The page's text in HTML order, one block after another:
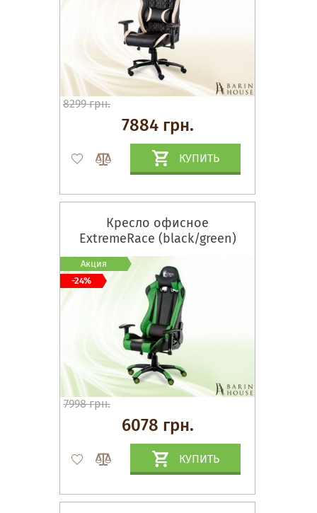
8299 грн.
7884 грн.
КУПИТЬ
Кресло офисное
ExtremeRace (black/green)
7998 грн.
6078 грн.
КУПИТЬ
Акция
-24%